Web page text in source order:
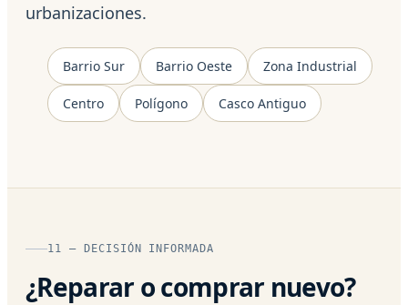
urbanizaciones.
Barrio Sur Barrio Oeste Zona Industrial
Centro Polígono Casco Antiguo
11 — DECISIÓN INFORMADA
¿Reparar o comprar nuevo?